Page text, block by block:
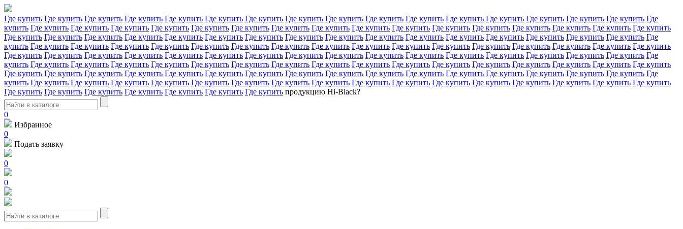
Где купить Где купить Где купить Где купить Где купить Где купить Где купить Где купить Где купить Где купить Где купить Где купить Где купить Где купить Где купить Где купить Где
купить Где купить Где купить Где купить Где купить Где купить Где купить Где купить Где купить Где купить Где купить Где купить Где купить Где купить Где купить Где купить Где купить
Где купить Где купить Где купить Где купить Где купить Где купить Где купить Где купить Где купить Где купить Где купить Где купить Где купить Где купить Где купить Где купить Где
купить Где купить Где купить Где купить Где купить Где купить Где купить Где купить Где купить Где купить Где купить Где купить Где купить Где купить Где купить Где купить Где купить
Где купить Где купить Где купить Где купить Где купить Где купить Где купить Где купить Где купить Где купить Где купить Где купить Где купить Где купить Где купить Где купить Где
купить Где купить Где купить Где купить Где купить Где купить Где купить Где купить Где купить Где купить Где купить Где купить Где купить Где купить Где купить Где купить Где купить
Где купить Где купить Где купить Где купить Где купить Где купить Где купить Где купить Где купить Где купить Где купить Где купить Где купить Где купить Где купить Где купить Где
купить Где купить Где купить Где купить Где купить Где купить Где купить Где купить Где купить Где купить Где купить Где купить Где купить Где купить Где купить Где купить Где купить
Где купить Где купить Где купить Где купить Где купить Где купить Где купить продукцию Hi-Black?
0
Избранное
0
Подать заявку
0
0